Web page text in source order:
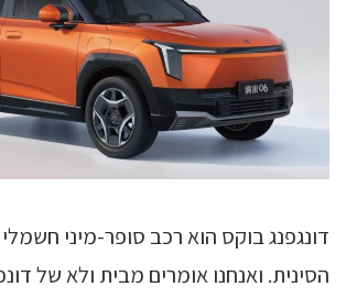
דונגפנג בוקס הוא רכב סופר-מיני
הסינית. ואנחנו אומרים מבית ולא של